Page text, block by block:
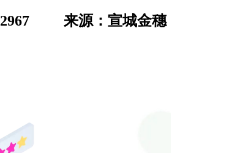
2967 来源：宣城金穗